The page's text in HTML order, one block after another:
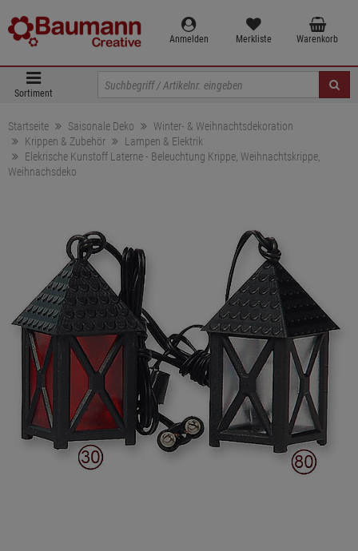
Anmelden Merkliste Warenkorb
Sortiment
Startseite Saisonale Deko
Winter- & Weihnachtsdekoration
Krippen & Zubehör
Lampen & Elektrik
Elekrische Kunstoff Laterne - Beleuchtung Krippe, Weihnachtskrippe,
Weihnachsdeko